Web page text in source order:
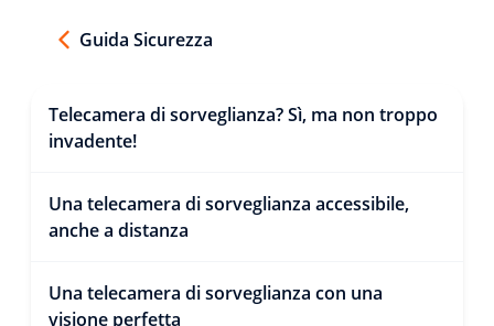
Guida Sicurezza
Telecamera di sorveglianza? Sì, ma non troppo
invadente!
Una telecamera di sorveglianza accessibile,
anche a distanza
Una telecamera di sorveglianza con una
visione perfetta